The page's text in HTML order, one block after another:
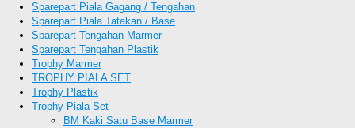
Sparepart Piala Gagang / Tengahan
Sparepart Piala Tatakan / Base
Sparepart Tengahan Marmer
Sparepart Tengahan Plastik
Trophy Marmer
TROPHY PIALA SET
Trophy Plastik
Trophy-Piala Set
BM Kaki Satu Base Marmer